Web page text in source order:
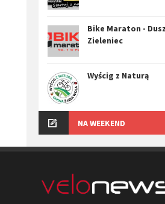
Bike Maraton -
Zieleniec
Wyścig z Naturą
NA WEEKEND